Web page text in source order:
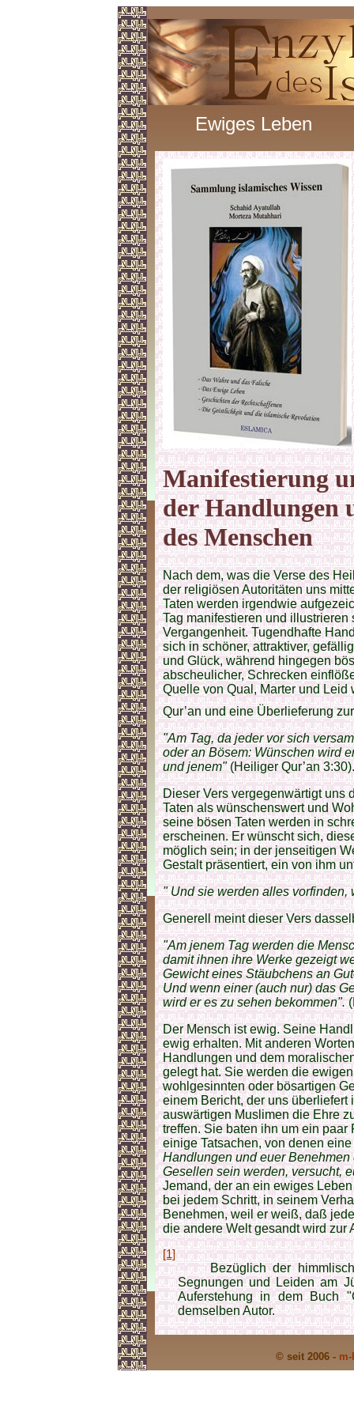
Ewiges Leben
Manifestierung
der Handlungen
des Menschen
Nach dem, was die Verse des
der religiösen Autoritäten uns
Taten werden irgendwie
Tag manifestieren und
Vergangenheit. Tugendhafte
sich in schöner, attraktiver,
und Glück, während hingegen
abscheulicher, Schrecken
Quelle von Qual, Marter und
Qur’an und eine Überlieferung
"Am Tag, da jeder vor sich
oder an Bösem: Wünschen wird
und jenem"(Heiliger Qur’an 3:30).
Dieser Vers vergegenwärtigt uns
Taten als wünschenswert und
seine bösen Taten werden in
erscheinen. Er wünscht sich,
möglich sein; in der jenseitigen
Gestalt präsentiert, ein von ihm
" Und sie werden alles vorfinden,
Generell meint dieser Vers
"Am jenem Tag werden die
damit ihnen ihre Werke gezeigt
Gewicht eines Stäubchens an
Und wenn einer (auch nur) das
wird er es zu sehen bekommen".
Der Mensch ist ewig. Seine
ewig erhalten. Mit anderen
Handlungen und dem
gelegt hat. Sie werden die
wohlgesinnten oder bösartigen
einem Bericht, der uns
auswärtigen Muslimen die Ehre
treffen. Sie baten ihn um ein
einige Tatsachen, von denen
Handlungen und euer
Gesellen sein werden, versucht,
Jemand, der an ein ewiges
bei jedem Schritt, in seinem
Benehmen, weil er weiß, daß
die andere Welt gesandt wird zur
[1]
Bezüglich der
Segnungen und Leiden am
Auferstehung in dem Buch
demselben Autor.
© seit 2006 -